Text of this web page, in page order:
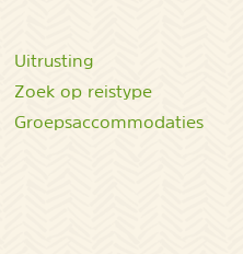
Uitrusting
Zoek op reistype
Groepsaccommodaties